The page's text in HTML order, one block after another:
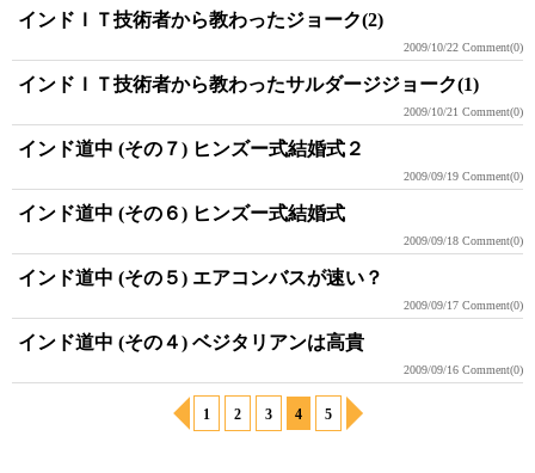
インドＩＴ技術者から教わったジョーク(2)
2009/10/22 Comment(0)
インドＩＴ技術者から教わったサルダージジョーク(1)
2009/10/21 Comment(0)
インド道中 (その７) ヒンズー式結婚式２
2009/09/19 Comment(0)
インド道中 (その６) ヒンズー式結婚式
2009/09/18 Comment(0)
インド道中 (その５) エアコンバスが速い？
2009/09/17 Comment(0)
インド道中 (その４) ベジタリアンは高貴
2009/09/16 Comment(0)
1 2 3 4 5